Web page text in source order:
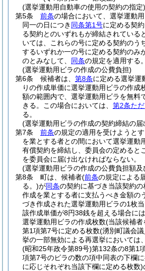
(選挙運動用自動車の使用の契約の指定)
第5条
前条の場合において、選挙運動
同一の日につき 同条第1号に定める契約
る契約とのいずれもが締結されている
いては、これらの号に定める契約のう
するいずれか一の号に定める契約のみ
のとみなして、 同条の規定を適用する。
(選挙運動用ビラの作成の公費負担)
第6条
候補者は、 第8条に定める選挙運
りの作成単価に選挙運動用ビラの作成
額の範囲内で、選挙運動用ビラを無料
きる。
この場合においては、 第2条た
る。
(選挙運動用ビラの作成の契約締結の届
第7条
前条の規定の適用を受けようと
を業とする者との間において選挙運動
有償契約を締結し、委員会の定めると
を委員会に届け出なければならない。
(選挙運動用ビラの作成の公費負担額及
第8条
町は、候補者(前条の規定による
る。)が同条の契約に基づき当該契約
作成を業とする者に支払うべき金額の
づき作成された選挙運動用ビラの1枚
該作成単価が8円38銭を超える場合に
選挙運動用ビラの作成枚数(当該候補者
第1項第7号に定める枚数(湧別町議会
挙の一部無効による再選挙においては
(昭和25年政令第89号)第132条の8第1
項第7号のビラの数の項中同表の下欄
に応じそれぞれ当該下欄に定める枚数)